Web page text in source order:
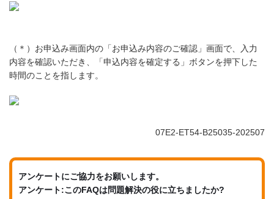
（＊）お申込み画面内の「お申込み内容のご確認」画面で、入力
内容を確認いただき、「申込内容を確定する」ボタンを押下した
時間のことを指します。
07E2-ET54-B25035-202507
アンケートにご協力をお願いします。
アンケート:このFAQは問題解決の役に立ちましたか?